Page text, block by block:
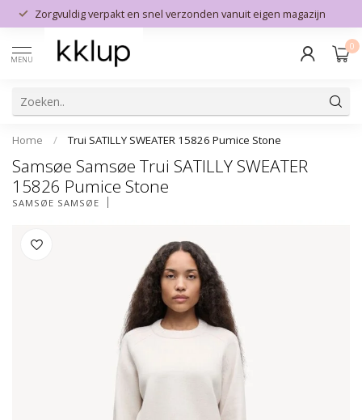
Zorgvuldig verpakt en snel verzonden vanuit eigen magazijn
MENU
0
Home / Trui SATILLY SWEATER 15826 Pumice Stone
Samsøe Samsøe Trui SATILLY SWEATER
15826 Pumice Stone
SAMSØE SAMSØE